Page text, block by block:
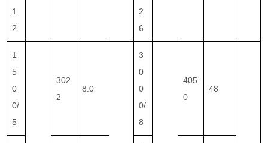
1
2
2
6
1
5
0
0/
5
302
2
8.0
3
0
0
0/
8
405
0
48